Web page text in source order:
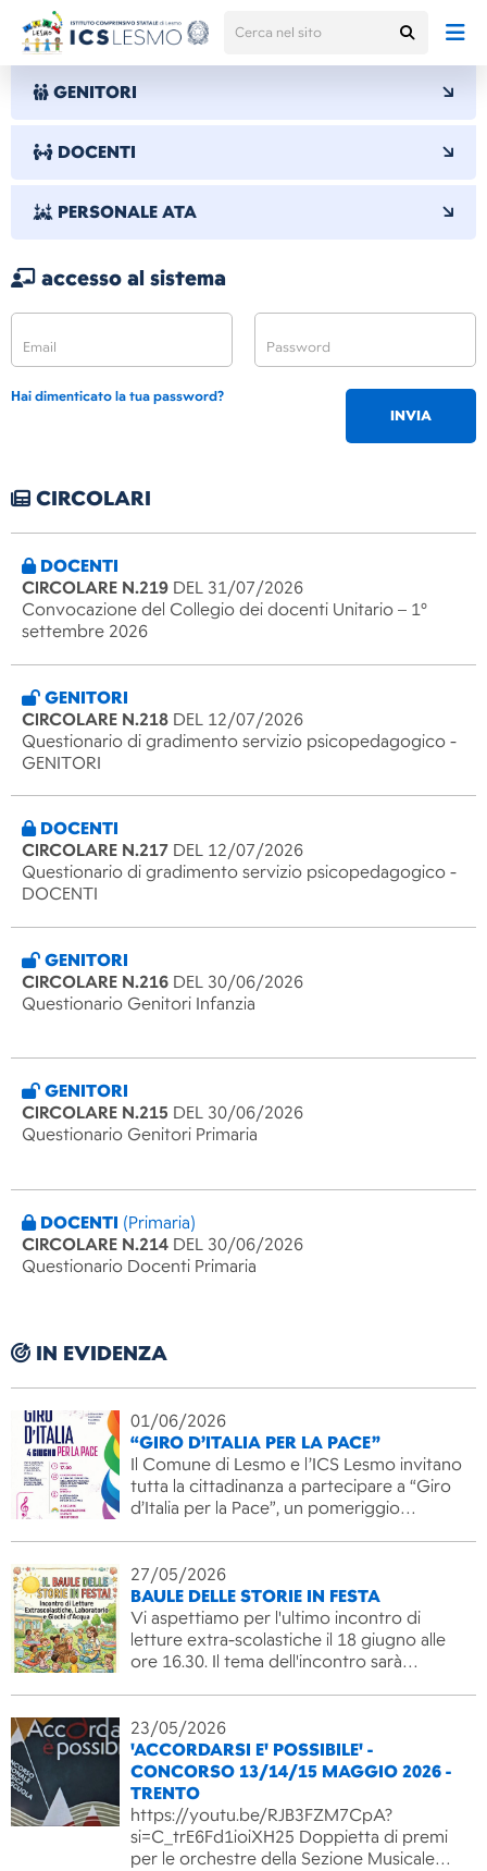
GENITORI
DOCENTI
PERSONALE ATA
accesso al sistema
Hai dimenticato la tua password?
INVIA
CIRCOLARI
DOCENTI
CIRCOLARE N.219 DEL 31/07/2026
Convocazione del Collegio dei docenti Unitario – 1°
settembre 2026
GENITORI
CIRCOLARE N.218 DEL 12/07/2026
Questionario di gradimento servizio psicopedagogico -
GENITORI
DOCENTI
CIRCOLARE N.217 DEL 12/07/2026
Questionario di gradimento servizio psicopedagogico -
DOCENTI
GENITORI
CIRCOLARE N.216 DEL 30/06/2026
Questionario Genitori Infanzia
GENITORI
CIRCOLARE N.215 DEL 30/06/2026
Questionario Genitori Primaria
DOCENTI (Primaria)
CIRCOLARE N.214 DEL 30/06/2026
Questionario Docenti Primaria
IN EVIDENZA
01/06/2026
“GIRO D’ITALIA PER LA PACE”
Il Comune di Lesmo e l’ICS Lesmo invitano
tutta la cittadinanza a partecipare a “Giro
d’Italia per la Pace”, un pomeriggio…
27/05/2026
BAULE DELLE STORIE IN FESTA
Vi aspettiamo per l'ultimo incontro di
letture extra-scolastiche il 18 giugno alle
ore 16.30. Il tema dell'incontro sarà…
23/05/2026
'ACCORDARSI E' POSSIBILE' -
CONCORSO 13/14/15 MAGGIO 2026 -
TRENTO
https://youtu.be/RJB3FZM7CpA?
si=C_trE6Fd1ioiXH25 Doppietta di premi
per le orchestre della Sezione Musicale…